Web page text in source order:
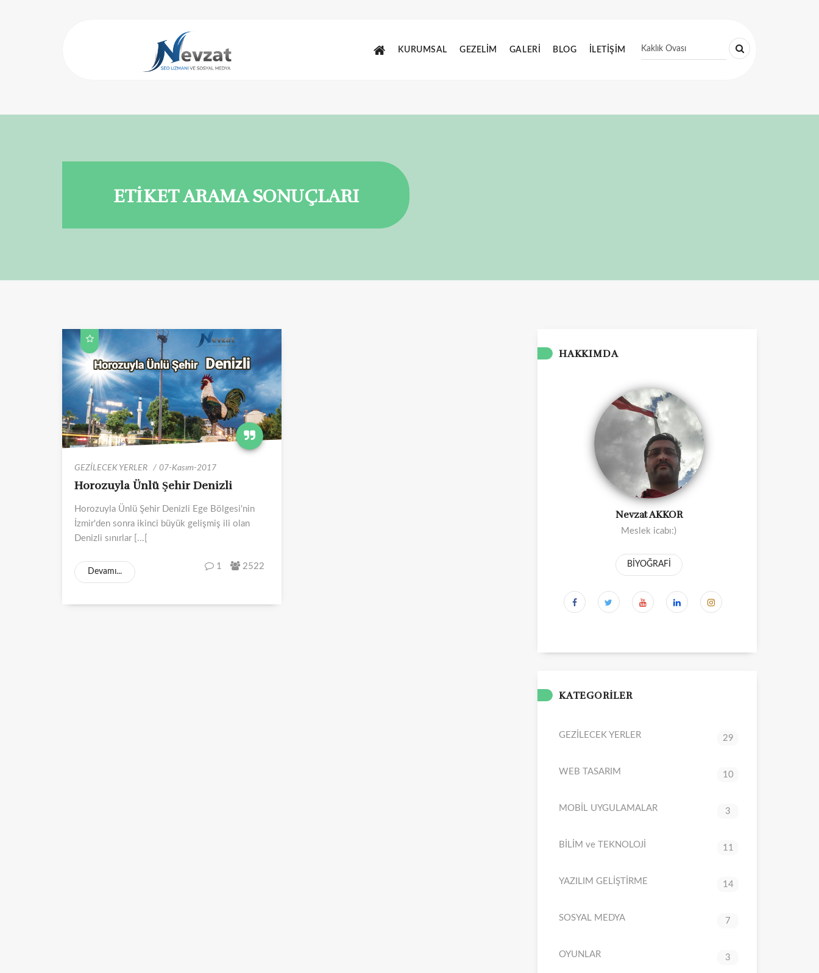
KURUMSAL GEZELİM GALERİ BLOG İLETİŞİM
ETİKET ARAMA SONUÇLARI
GEZİLECEK YERLER 07-Kasım-2017
Horozuyla Ünlü Şehir Denizli
Horozuyla Ünlü Şehir Denizli Ege Bölgesi'nin
İzmir'den sonra ikinci büyük gelişmiş ili olan
Denizli sınırlar [...[
Devamı...
1 2522
HAKKIMDA
Nevzat AKKOR
Meslek icabı:)
BİYOĞRAFİ
KATEGORİLER
GEZİLECEK YERLER 29
WEB TASARIM 10
MOBİL UYGULAMALAR 3
BİLİM ve TEKNOLOJİ 11
YAZILIM GELİŞTİRME 14
SOSYAL MEDYA 7
OYUNLAR 3